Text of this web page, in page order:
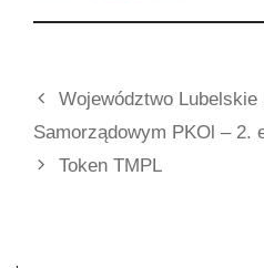
Województwo Lubelskie
Samorządowym PKOl – 2.
Token TMPL